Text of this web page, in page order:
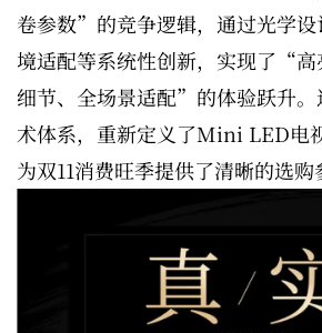
卷参数”的竞争逻辑，通过光学
境适配等系统性创新，实现了“高
细节、全场景适配”的体验跃升。
术体系，重新定义了Mini LED电
为双11消费旺季提供了清晰的选购